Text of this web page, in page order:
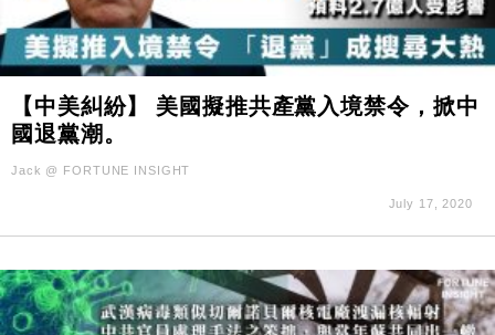
【中美糾紛】 美國擬推共產黨入境禁令，掀中
國退黨潮。
Jack @ FORTUNE INSIGHT
July 17, 2020